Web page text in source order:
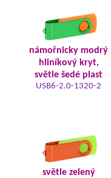
námořnicky modrý
hliníkový kryt,
světle šedé plast
USB6-2.0-1320-2
světle zelený